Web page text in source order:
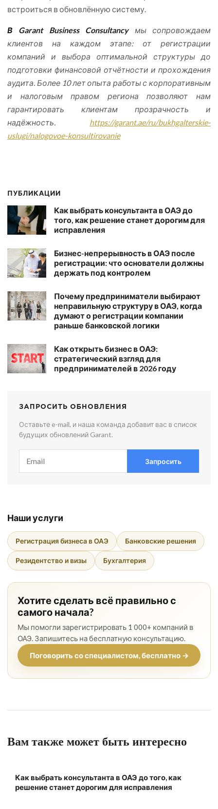
встроиться в обновлённую систему.
В Garant Business Consultancyмы сопровождаем
клиентов на каждом этапе: от регистрации
компаний и выбора оптимальной структуры до
подготовки финансовой отчётности и прохождения
аудита. Более 10 лет опыта работы с корпоративным
и налоговым правом региона позволяют нам
гарантировать клиентам прозрачность и
надёжность. https://garant.ae/ru/bukhgalterskie-
uslugi/nalogovoe-konsultirovanie
ПУБЛИКАЦИИ
Как выбрать консультанта в ОАЭ до
того, как решение станет дорогим для
исправления
Бизнес-непрерывность в ОАЭ после
регистрации: что основатели должны
держать под контролем
Почему предприниматели выбирают
неправильную структуру в ОАЭ, когда
думают о регистрации компании
раньше банковской логики
Как открыть бизнес в ОАЭ:
стратегический взгляд для
предпринимателей в 2026 году
ЗАПРОСИТЬ ОБНОВЛЕНИЯ
Оставьте e-mail, и наша команда добавит вас в список
будущих обновлений Garant.
Запросить
Наши услуги
Регистрация бизнеса в ОАЭ Банковские решения
Резидентство и визы Бухгалтерия
Хотите сделать всё правильно с
самого начала?
Мы помогли зарегистрировать 1 000+ компаний в
ОАЭ. Запишитесь на бесплатную консультацию.
Поговорить со специалистом, бесплатно →
Вам также может быть интересно
Как выбрать консультанта в ОАЭ до того, как
решение станет дорогим для исправления